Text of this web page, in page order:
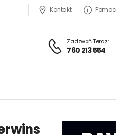
Kontakt Pomoc
Zadzwoń Teraz:
760 213 554